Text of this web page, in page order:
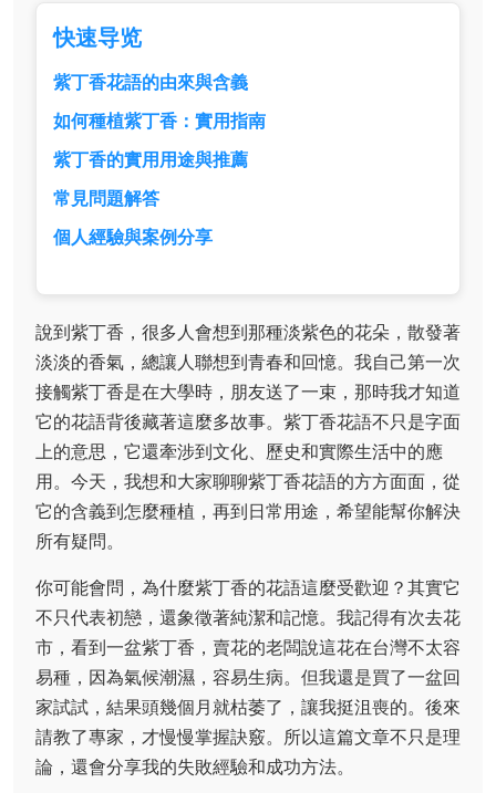
快速导览
紫丁香花語的由來與含義
如何種植紫丁香：實用指南
紫丁香的實用用途與推薦
常見問題解答
個人經驗與案例分享
說到紫丁香，很多人會想到那種淡紫色的花朵，散發著
淡淡的香氣，總讓人聯想到青春和回憶。我自己第一次
接觸紫丁香是在大學時，朋友送了一束，那時我才知道
它的花語背後藏著這麼多故事。紫丁香花語不只是字面
上的意思，它還牽涉到文化、歷史和實際生活中的應
用。今天，我想和大家聊聊紫丁香花語的方方面面，從
它的含義到怎麼種植，再到日常用途，希望能幫你解決
所有疑問。
你可能會問，為什麼紫丁香的花語這麼受歡迎？其實它
不只代表初戀，還象徵著純潔和記憶。我記得有次去花
市，看到一盆紫丁香，賣花的老闆說這花在台灣不太容
易種，因為氣候潮濕，容易生病。但我還是買了一盆回
家試試，結果頭幾個月就枯萎了，讓我挺沮喪的。後來
請教了專家，才慢慢掌握訣竅。所以這篇文章不只是理
論，還會分享我的失敗經驗和成功方法。